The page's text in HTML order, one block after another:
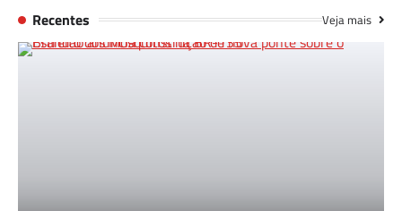
Recentes Veja mais